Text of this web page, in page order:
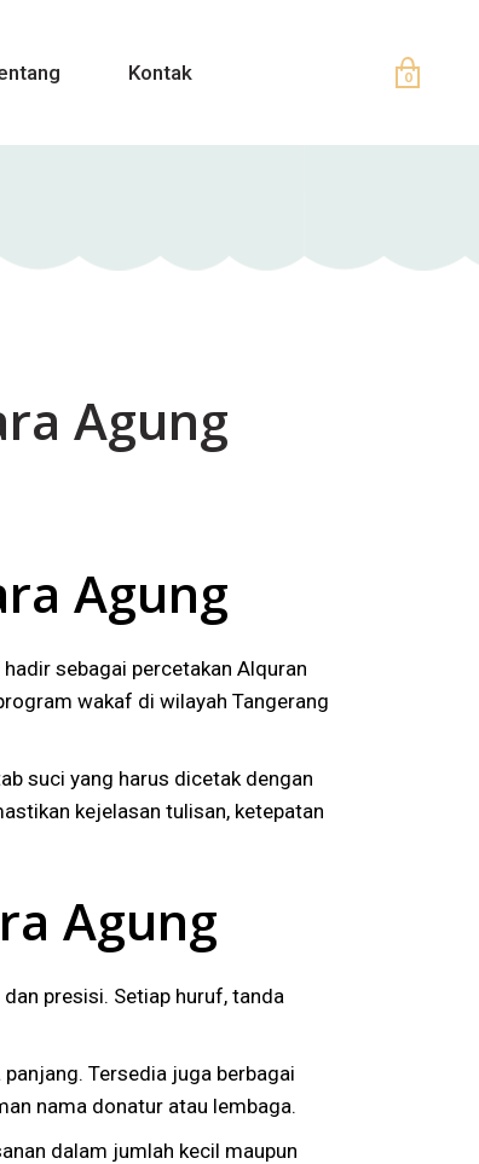
Kontak 0
Agung
Agung
hadir sebagai percetakan Alquran
wakaf di wilayah Tangerang
suci yang harus dicetak dengan
kejelasan tulisan, ketepatan
Agung
presisi. Setiap huruf, tanda
Tersedia juga berbagai
nama donatur atau lembaga.
dalam jumlah kecil maupun